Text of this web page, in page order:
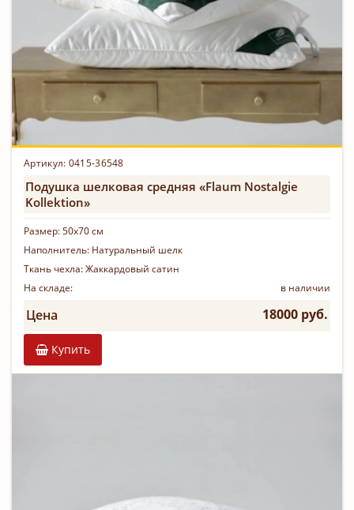
Артикул: 0415-36548
Подушка шелковая средняя «Flaum Nostalgie
Kollektion»
Размер:50х70 см
Наполнитель: Натуральный шелк
Ткань чехла:Жаккардовый сатин
На складе:
в наличии
Цена 18000 руб.
Купить